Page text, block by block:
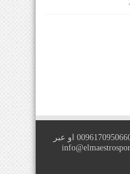
للتواصل معنا عبر الهاتف 0096170950660 او عبر